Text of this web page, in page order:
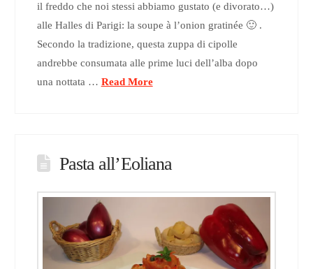
il freddo che noi stessi abbiamo gustato (e divorato…)
alle Halles di Parigi: la soupe à l’onion gratinée 🙂 .
Secondo la tradizione, questa zuppa di cipolle
andrebbe consumata alle prime luci dell’alba dopo
una nottata … Read More
Pasta all’Eoliana